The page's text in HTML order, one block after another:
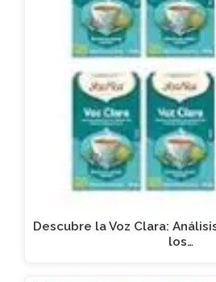
Descubre la Voz Clara:
los…